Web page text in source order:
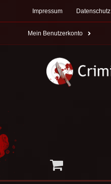
Impressum Datenschutz
Mein Benutzerkonto